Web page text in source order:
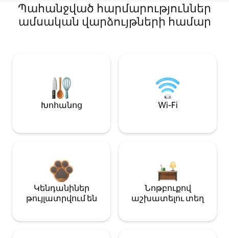
Պահանջված հարմարություններ
ամսական վարձույթների համար
Խոհանոց Wi-Fi
Կենդանիներ
թույլատրվում են
Նոթբուքով
աշխատելու տեղ